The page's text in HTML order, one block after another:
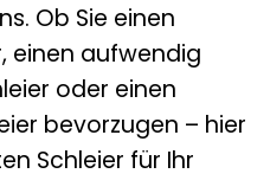
Ob Sie einen
einen aufwendig
oder einen
bevorzugen – hier
Schleier für Ihr